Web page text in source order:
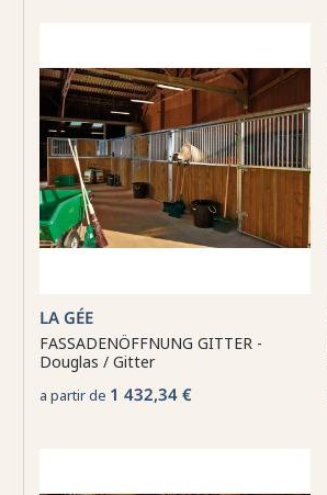
LA GÉE
FASSADENÖFFNUNG GITTER -
Douglas / Gitter
a partir de 1 432,34 €